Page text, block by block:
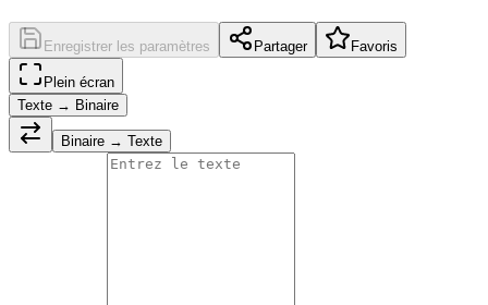
Enregistrer les paramètres Partager Favoris
Plein écran
Texte → Binaire
Binaire → Texte